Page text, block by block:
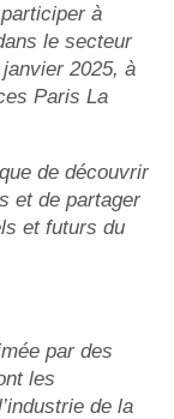
à
le secteur
2025, à
Paris La
de découvrir
et de partager
et futurs du
par des
les
de la